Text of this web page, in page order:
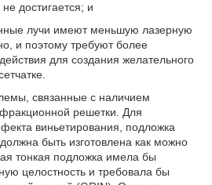
достигается; и
лучи имеют меньшую лазерную
и поэтому требуют более
для создания желательного
связанные с наличием
решетки. Для
виньетирования, подложка
быть изготовлена как можно
тонкая подложка имела бы
целостность и требовала бы